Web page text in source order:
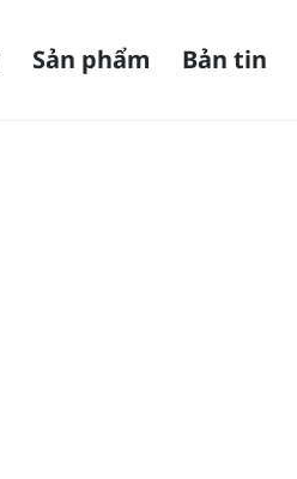
Sản phẩm Bản tin